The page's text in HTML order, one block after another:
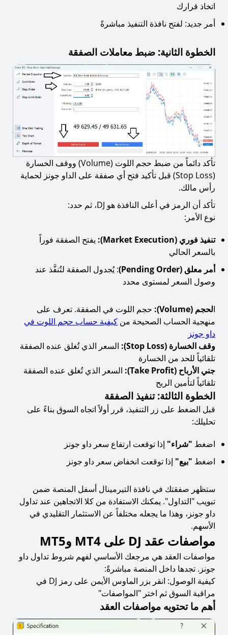
اتخاذ قرارك
أمر جديد: لفتح نافذة التنفيذ مباشرةً
الخطوة الثانية: ضبط معاملات الصفقة
تأكد دائماً من ضبط حجم اللوت (Volume) ووقف الخسارة
(Stop Loss) قبل تأكيد فتح أي صفقة على الداو جونز لحماية
رأس مالك.
تأكد أن الرمز في أعلى النافذة هو DJ، ثم حدد:
نوع الأمر:
تنفيذ فوري (Market Execution):
يفتح الصفقة فوراً
بالسعر الحالي
أمر معلق (Pending Order)
: يُجدول الصفقة لتُنفَّذ عند
وصول السعر لمستوى محدد
الحجم (Volume):
حجم اللوت في الصفقة. تعرف على
منهجية الحساب الصحيحة من كيفية حساب حجم اللوت في
داو جونز
وقف الخسارة (Stop Loss):
السعر الذي تُغلق عنده الصفقة
تلقائياً للحد من الخسارة
جني الأرباح (Take Profit):
السعر الذي تُغلق عنده الصفقة
تلقائياً لتأمين الربح
الخطوة الثالثة: تنفيذ الصفقة
قبل الضغط على زر التنفيذ، قرر أولاً اتجاه السوق بناءً على
تحليلك:
اضغط "شراء" إذا توقعت ارتفاع سعر داو جونز
اضغط "بيع" إذا توقعت انخفاض سعر داو جونز
ستظهر صفقتك في نافذة التيرمينال أسفل المنصة ضمن
تبويب "التداول". يمكنك الاستفادة من كلا الاتجاهين عند تداول
داو جونز، وهذا ما يجعله مختلفاً عن الاستثمار التقليدي في
الأسهم.
مواصفات عقد DJ على MT4 وMT5
مواصفات العقد هي مرجعك الأساسي لفهم شروط تداول داو
جونز. تجدها داخل المنصة مباشرةً:
كيفية الوصول: انقر بزر الماوس الأيمن على رمز DJ في
مراقبة السوق ثم اختر "المواصفات"
أهم ما تحتويه مواصفات العقد